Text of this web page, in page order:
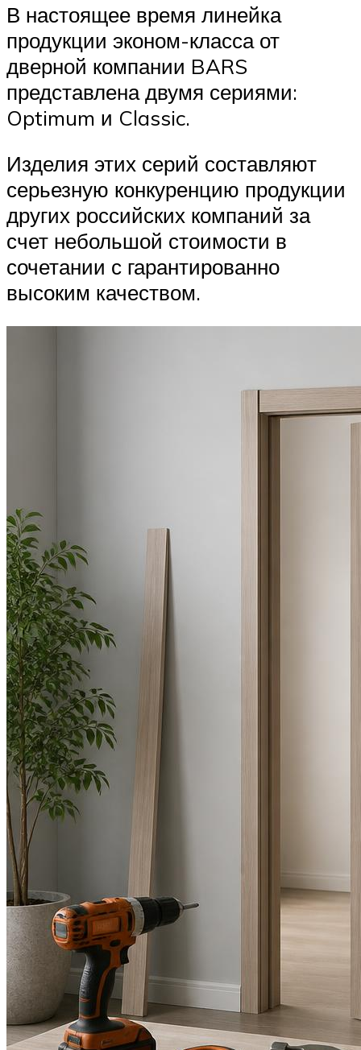
В настоящее время линейка
продукции эконом-класса от
дверной компании BARS
представлена двумя сериями:
Optimum и Classic.
Изделия этих серий составляют
серьезную конкуренцию продукции
других российских компаний за
счет небольшой стоимости в
сочетании с гарантированно
высоким качеством.